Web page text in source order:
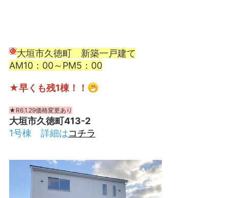
大垣市久徳町 新築一戸建て
AM10：00～PM5：00
★早くも残1棟！！
★R6.1.29価格変更あり
大垣市久徳町413-2
1号棟 詳細はコチラ